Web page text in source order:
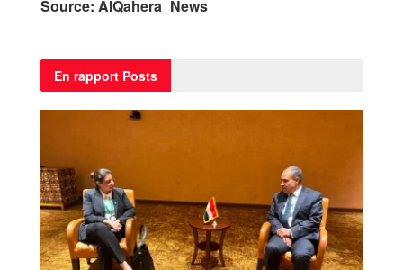
Source: AlQahera_News
En rapport Posts